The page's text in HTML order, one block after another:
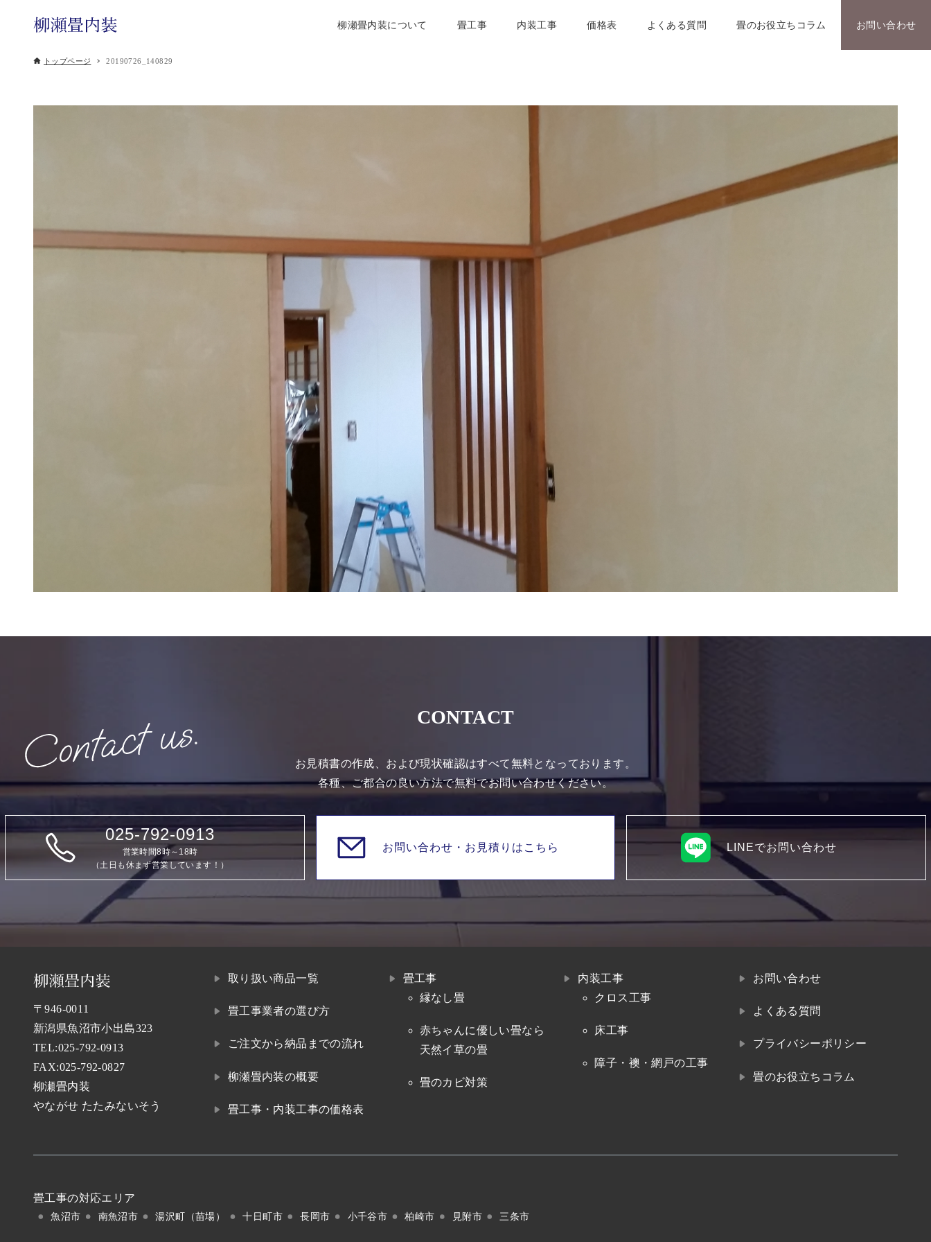
柳瀬畳内装について 畳工事 内装工事 価格表 よくある質問 畳のお役立ちコラム お問い合わせ
トップページ 20190726_140829
CONTACT
お見積書の作成、および現状確認はすべて無料となっております。
各種、ご都合の良い方法で無料でお問い合わせください。
025-792-0913
営業時間8時～18時
（土日も休まず営業しています！）
お問い合わせ・ お見積りはこちら LINEでお問い合わせ
〒946-0011
新潟県魚沼市小出島323
TEL:025-792-0913
FAX:025-792-0827
柳瀬畳内装
やながせ たたみないそう
取り扱い商品一覧
畳工事業者の選び方
ご注文から納品までの流れ
柳瀬畳内装の概要
畳工事・内装工事の価格表
畳工事
縁なし畳
赤ちゃんに優しい畳なら
天然イ草の畳
畳のカビ対策
内装工事
クロス工事
床工事
障子・襖・網戸の工事
お問い合わせ
よくある質問
プライバシーポリシー
畳のお役立ちコラム
畳工事の対応エリア
魚沼市 南魚沼市 湯沢町（苗場） 十日町市 長岡市 小千谷市 柏崎市 見附市 三条市